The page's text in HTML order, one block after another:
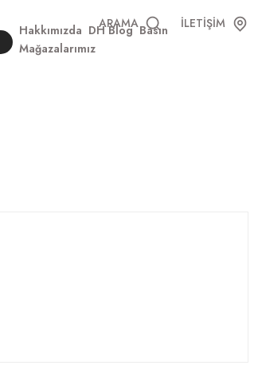
ARAMA
İLETİŞİM
Hakkımızda DH Blog Basın
Mağazalarımız